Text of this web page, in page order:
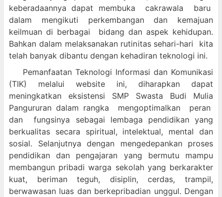
keberadaannya dapat membuka cakrawala baru
dalam mengikuti perkembangan dan kemajuan
keilmuan di berbagai bidang dan aspek kehidupan.
Bahkan dalam melaksanakan rutinitas sehari-hari kita
telah banyak dibantu dengan kehadiran teknologi ini.
Pemanfaatan Teknologi Informasi dan Komunikasi
(TIK) melalui website ini, diharapkan dapat
meningkatkan eksistensi SMP Swasta Budi Mulia
Pangururan dalam rangka mengoptimalkan peran
dan fungsinya sebagai lembaga pendidikan yang
berkualitas secara spiritual, intelektual, mental dan
sosial. Selanjutnya dengan mengedepankan proses
pendidikan dan pengajaran yang bermutu mampu
membangun pribadi warga sekolah yang berkarakter
kuat, beriman teguh, disiplin, cerdas, trampil,
berwawasan luas dan berkepribadian unggul. Dengan